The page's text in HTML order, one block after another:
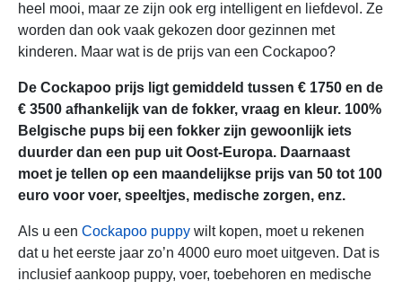
heel mooi, maar ze zijn ook erg intelligent en liefdevol. Ze
worden dan ook vaak gekozen door gezinnen met
kinderen. Maar wat is de prijs van een Cockapoo?
De Cockapoo prijs ligt gemiddeld tussen € 1750 en de
€ 3500 afhankelijk van de fokker, vraag en kleur. 100%
Belgische pups bij een fokker zijn gewoonlijk iets
duurder dan een pup uit Oost-Europa. Daarnaast
moet je tellen op een maandelijkse prijs van 50 tot 100
euro voor voer, speeltjes, medische zorgen, enz.
Als u een Cockapoo puppy wilt kopen, moet u rekenen
dat u het eerste jaar zo’n 4000 euro moet uitgeven. Dat is
inclusief aankoop puppy, voer, toebehoren en medische